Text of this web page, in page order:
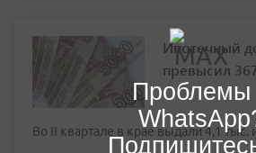
Ипотечный
превысил
Во II квартале в крае выдали 4,1 тыс.
Проблемы